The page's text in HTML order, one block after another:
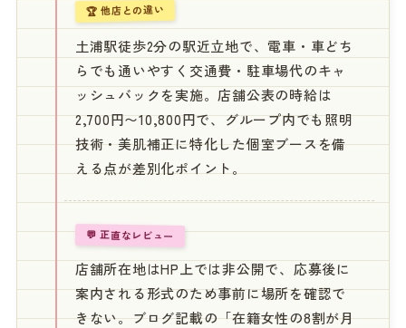
🏆 他店との違い
土浦駅徒歩2分の駅近立地で、電車・車どち
らでも通いやすく交通費・駐車場代のキャ
ッシュバックを実施。店舗公表の時給は
2,700円〜10,800円で、グループ内でも照明
技術・美肌補正に特化した個室ブースを備
える点が差別化ポイント。
💬 正直なレビュー
店舗所在地はHP上では非公開で、応募後に
案内される形式のため事前に場所を確認で
きない。ブログ記載の「在籍女性の8割が月